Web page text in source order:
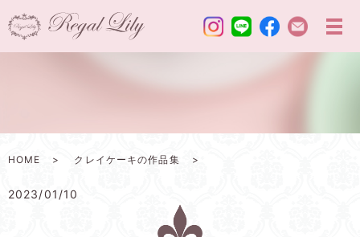
HOME クレイケーキの作品集
2023/01/10